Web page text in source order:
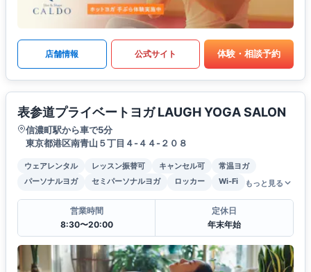
店舗情報 公式サイト 体験・相談予約
表参道プライベートヨガ LAUGH YOGA SALON
信濃町駅から車で5分
東京都港区南青山５丁目４-４４-２０８
ウェアレンタル レッスン振替可 キャンセル可
常温ヨガ
パーソナルヨガ
セミパーソナルヨガ ロッカー Wi-Fi もっと見る
営業時間
8:30〜20:00
定休日
年末年始